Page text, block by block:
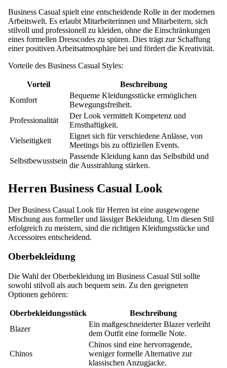
Business Casual spielt eine entscheidende Rolle in der modernen
Arbeitswelt. Es erlaubt Mitarbeiterinnen und Mitarbeitern, sich
stilvoll und professionell zu kleiden, ohne die Einschränkungen
eines formellen Dresscodes zu spüren. Dies trägt zur Schaffung
einer positiven Arbeitsatmosphäre bei und fördert die Kreativität.
Vorteile des Business Casual Styles:
Vorteil
Beschreibung
Komfort
Bequeme Kleidungsstücke ermöglichen
Bewegungsfreiheit.
Professionalität
Der Look vermittelt Kompetenz und
Ernsthaftigkeit.
Vielseitigkeit
Eignet sich für verschiedene Anlässe, von
Meetings bis zu offiziellen Events.
Selbstbewusstsein
Passende Kleidung kann das Selbstbild und
die Ausstrahlung stärken.
Herren Business Casual Look
Der Business Casual Look für Herren ist eine ausgewogene
Mischung aus formeller und lässiger Bekleidung. Um diesen Stil
erfolgreich zu meistern, sind die richtigen Kleidungsstücke und
Accessoires entscheidend.
Oberbekleidung
Die Wahl der Oberbekleidung im Business Casual Stil sollte
sowohl stilvoll als auch bequem sein. Zu den geeigneten
Optionen gehören:
Oberbekleidungsstück
Beschreibung
Blazer
Ein maßgeschneiderter Blazer verleiht
dem Outfit eine formelle Note.
Chinos
Chinos sind eine hervorragende,
weniger formelle Alternative zur
klassischen Anzugjacke.